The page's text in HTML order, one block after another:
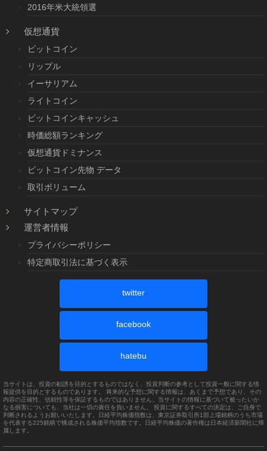
2016年米大統領選
仮想通貨
ビットコイン
リップル
イーサリアム
ライトコイン
ビットコインキャッシュ
時価総額ランキング
仮想通貨ドミナンス
ビットコイン先物 データ
取引ボリューム
サイトマップ
運営者情報
プライバシーポリシー
特定商取引法に基づく表示
twitter
facebook
hatebu
当サイトは、投資の勧誘を目的とするものではなく、投資判断の参考として投資一般に関する情
報提供を目的とするものであります。 将来的な予想に関する情報は、あくまで予想であり、その
内容の正確性、信頼性等を保証するものではありません。当サイトの情報に基づいて被ったいか
なる損害についても、当社は一切の責任を負いません。 投資に関するすべての決定は、ご自身で
判断されるようお願いいたします。日経平均株価指数は、東京証券取引所1部上場銘柄のうち市場
を代表する225銘柄で構成される株価平均指数です。日経平均株価の著作権は日本経済新聞社に帰
属します。